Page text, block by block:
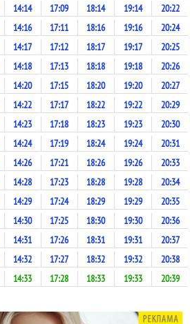
14:14 17:09 18:14 19:14 20:22
14:16 17:11 18:16 19:16 20:24
14:17 17:12 18:17 19:17 20:25
14:18 17:13 18:18 19:18 20:26
14:20 17:15 18:20 19:20 20:27
14:22 17:17 18:22 19:22 20:29
14:23 17:18 18:23 19:23 20:30
14:24 17:19 18:24 19:24 20:31
14:26 17:21 18:26 19:26 20:33
14:28 17:23 18:28 19:28 20:34
14:29 17:24 18:29 19:29 20:35
14:30 17:25 18:30 19:30 20:36
14:31 17:26 18:31 19:31 20:37
14:32 17:27 18:32 19:32 20:38
14:33 17:28 18:33 19:33 20:39